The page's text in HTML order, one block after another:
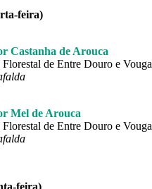
feira)
Castanha de Arouca
Florestal de Entre Douro e Vouga
Mel de Arouca
Florestal de Entre Douro e Vouga
feira)